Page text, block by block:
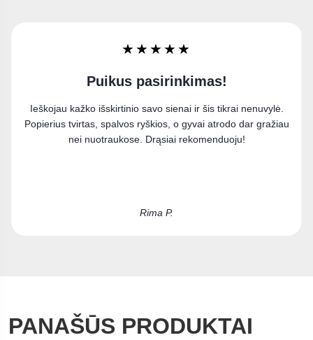
★★★★★
Labai džiaugiuosi
Užsisakiau paveikslą ant drobės ir esu labai patenkinta
pirkiniu. Puikiai įsilieja į mano interjerą.
Kristina D.
PANAŠŪS PRODUKTAI